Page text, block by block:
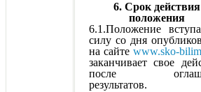
6. Срок действия
положения
6.1.Положение
силу со дня
на сайте www.sko-
заканчивает свое
после
результатов.